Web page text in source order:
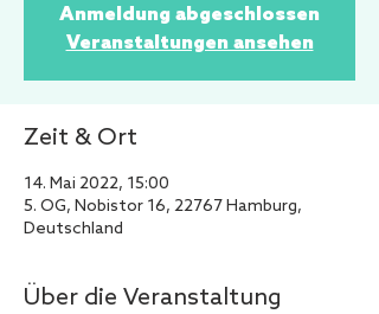
Anmeldung abgeschlossen
Veranstaltungen ansehen
Zeit & Ort
14. Mai 2022, 15:00
5. OG, Nobistor 16, 22767 Hamburg,
Deutschland
Über die Veranstaltung